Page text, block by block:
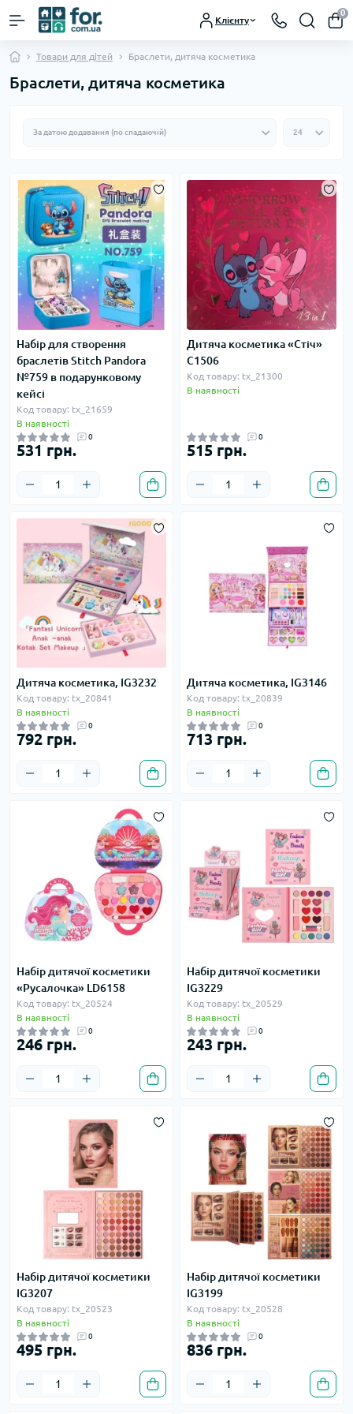
Клієнту
0
Товари для дітей Браслети, дитяча косметика
Браслети, дитяча косметика
Набір для створення
браслетів Stitch Pandora
№759 в подарунковому
кейсі
Код товару: tx_21659
В наявності
0
531 грн.
Дитяча косметика «Стіч»
C1506
Код товару: tx_21300
В наявності
0
515 грн.
Дитяча косметика, IG3232
Код товару: tx_20841
В наявності
0
792 грн.
Дитяча косметика, IG3146
Код товару: tx_20839
В наявності
0
713 грн.
Набір дитячої косметики
«Русалочка» LD6158
Код товару: tx_20524
В наявності
0
246 грн.
Набір дитячої косметики
IG3229
Код товару: tx_20529
В наявності
0
243 грн.
Набір дитячої косметики
IG3207
Код товару: tx_20523
В наявності
0
495 грн.
Набір дитячої косметики
IG3199
Код товару: tx_20528
В наявності
0
836 грн.